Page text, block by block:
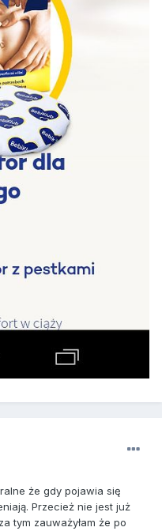
że gdy pojawia się
Przecież nie jest już
tym zauważyłam że po